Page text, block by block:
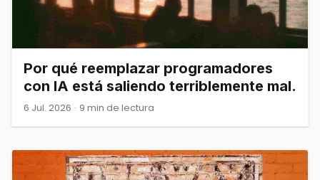
Por qué reemplazar programadores
con IA está saliendo terriblemente mal.
6 Jul. 2026 · 9 min de lectura